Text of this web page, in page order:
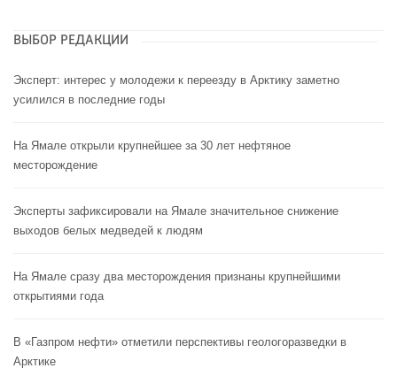
ВЫБОР РЕДАКЦИИ
Эксперт: интерес у молодежи к переезду в Арктику заметно
усилился в последние годы
На Ямале открыли крупнейшее за 30 лет нефтяное
месторождение
Эксперты зафиксировали на Ямале значительное снижение
выходов белых медведей к людям
На Ямале сразу два месторождения признаны крупнейшими
открытиями года
В «Газпром нефти» отметили перспективы геологоразведки в
Арктике